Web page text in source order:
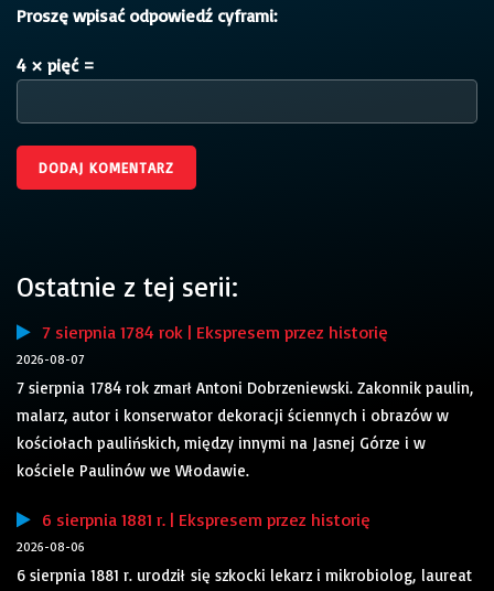
Proszę wpisać odpowiedź cyframi:
4 × pięć =
Ostatnie z tej serii:
7 sierpnia 1784 rok | Ekspresem przez historię
2026-08-07
7 sierpnia 1784 rok zmarł Antoni Dobrzeniewski. Zakonnik paulin,
malarz, autor i konserwator dekoracji ściennych i obrazów w
kościołach paulińskich, między innymi na Jasnej Górze i w
kościele Paulinów we Włodawie.
6 sierpnia 1881 r. | Ekspresem przez historię
2026-08-06
6 sierpnia 1881 r. urodził się szkocki lekarz i mikrobiolog, laureat